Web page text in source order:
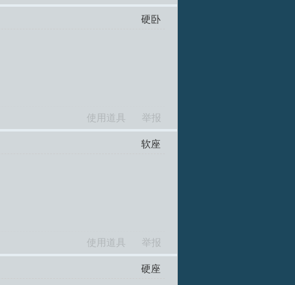
硬卧
使用道具 举报
软座
使用道具 举报
硬座